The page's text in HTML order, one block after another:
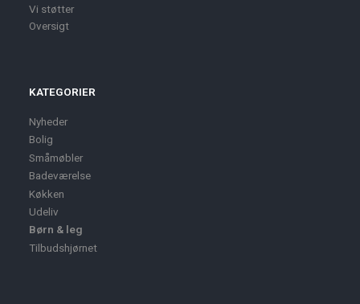
Vi støtter
Oversigt
KATEGORIER
Nyheder
Bolig
Småmøbler
Badeværelse
Køkken
Udeliv
Børn & leg
Tilbudshjørnet